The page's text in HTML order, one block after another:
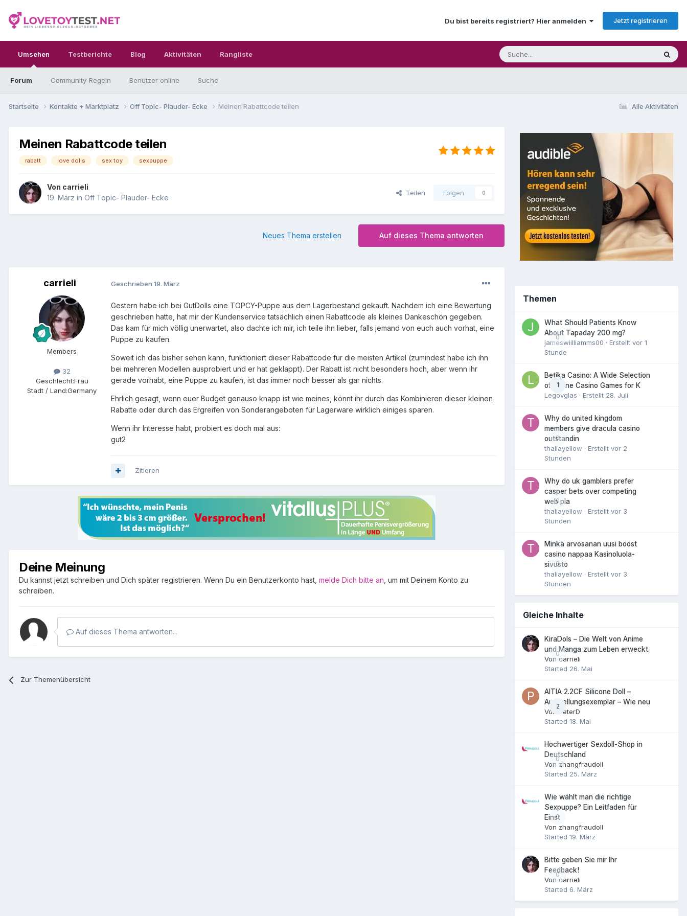
Du bist bereits registriert? Hier anmelden Jetzt registrieren
Umsehen
Forum Community-Regeln Benutzer online Suche
Testberichte Blog Aktivitäten Rangliste
Alle Aktivitäten
Startseite Kontakte + Marktplatz Off Topic- Plauder- Ecke Meinen Rabattcode teilen
Meinen Rabattcode teilen
rabatt love dolls sex toy sexpuppe
Von carrieli
19. März in Off Topic- Plauder- Ecke
Teilen Folgen 0
Auf dieses Thema antworten
Neues Thema erstellen
carrieli
Members
32
Geschlecht:Frau
Stadt / Land:Germany
Geschrieben 19. März
Gestern habe ich bei GutDolls eine TOPCY-Puppe aus dem Lagerbestand gekauft. Nachdem ich eine Bewertung
geschrieben hatte, hat mir der Kundenservice tatsächlich einen Rabattcode als kleines Dankeschön gegeben.
Das kam für mich völlig unerwartet, also dachte ich mir, ich teile ihn lieber, falls jemand von euch auch vorhat, eine
Puppe zu kaufen.
Soweit ich das bisher sehen kann, funktioniert dieser Rabattcode für die meisten Artikel (zumindest habe ich ihn
bei mehreren Modellen ausprobiert und er hat geklappt). Der Rabatt ist nicht besonders hoch, aber wenn ihr
gerade vorhabt, eine Puppe zu kaufen, ist das immer noch besser als gar nichts.
Ehrlich gesagt, wenn euer Budget genauso knapp ist wie meines, könnt ihr durch das Kombinieren dieser kleinen
Rabatte oder durch das Ergreifen von Sonderangeboten für Lagerware wirklich einiges sparen.
Wenn ihr Interesse habt, probiert es doch mal aus:
gut2
Zitieren
Deine Meinung
Du kannst jetzt schreiben und Dich später registrieren. Wenn Du ein Benutzerkonto hast, melde Dich bitte an , um mit Deinem Konto zu
schreiben.
Auf dieses Thema antworten...
Zur Themenübersicht
Themen
0
What Should Patients Know
About Tapaday 200 mg?
jameswiilliamms00 · Erstellt vor 1
Stunde
1
Betika Casino: A Wide Selection
of Online Casino Games for K
Legovglas · Erstellt 28. Juli
0
Why do united kingdom
members give dracula casino
outstandin
thaliayellow · Erstellt vor 2
Stunden
0
Why do uk gamblers prefer
casper bets over competing
web pla
thaliayellow · Erstellt vor 3
Stunden
0
Minkä arvosanan uusi boost
casino nappaa Kasinoluola-
sivusto
thaliayellow · Erstellt vor 3
Stunden
Gleiche Inhalte
0
KiraDols – Die Welt von Anime
und Manga zum Leben erweckt.
Von carrieli
Started 26. Mai
2
AITIA 2.2CF Silicone Doll –
Ausstellungsexemplar – Wie neu
Von
PeterD
Started 18. Mai
0
Hochwertiger Sexdoll-Shop in
Deutschland
Von zhangfraudoll
Started 25. März
0
Wie wählt man die richtige
Sexpuppe? Ein Leitfaden für
Einst
Von zhangfraudoll
Started 19. März
0
Bitte geben Sie mir Ihr
Feedback!
Von carrieli
Started 6. März